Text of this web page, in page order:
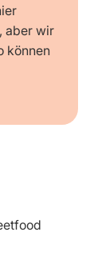
aber wir
können